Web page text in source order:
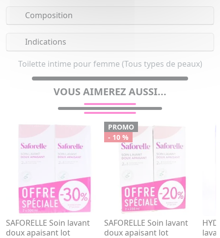
Composition
Indications
Toilette intime pour femme (Tous types de peaux)
VOUS AIMEREZ AUSSI...
SAFORELLE Soin lavant
doux apaisant lot
PROMO
- 10 %
SAFORELLE Soin lavant
doux apaisant lot